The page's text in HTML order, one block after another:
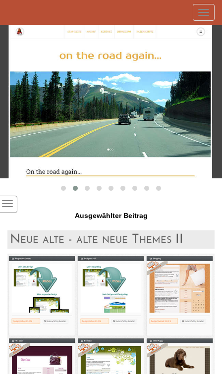
Ausgewählter Beitrag
Neue alte - alte neue Themes II